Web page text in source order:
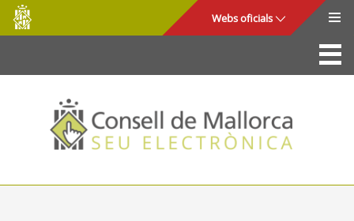
Salta al contingut principal
Consell
de
Mallorca
Webs oficials
La Seu
Consell de Mallorca
Accés i seguretat
Utilitats